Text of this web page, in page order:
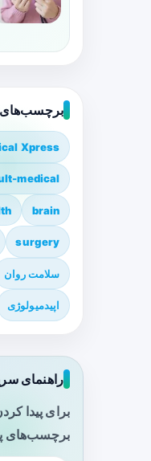
برچسب‌های
Xpress
medical
brain
surgery
سلامت روان
اپیدمیولوژی
راهنمای
برای پیدا
برچسب‌های